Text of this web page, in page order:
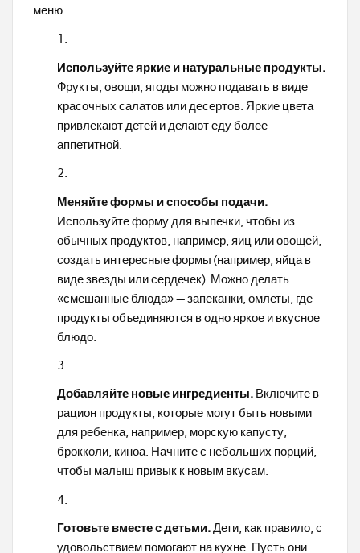
меню:
Используйте яркие и натуральные продукты.
Фрукты, овощи, ягоды можно подавать в виде
красочных салатов или десертов. Яркие цвета
привлекают детей и делают еду более
аппетитной.
Меняйте формы и способы подачи.
Используйте форму для выпечки, чтобы из
обычных продуктов, например, яиц или овощей,
создать интересные формы (например, яйца в
виде звезды или сердечек). Можно делать
«смешанные блюда» — запеканки, омлеты, где
продукты объединяются в одно яркое и вкусное
блюдо.
Добавляйте новые ингредиенты.Включите в
рацион продукты, которые могут быть новыми
для ребенка, например, морскую капусту,
брокколи, киноа. Начните с небольших порций,
чтобы малыш привык к новым вкусам.
Готовьте вместе с детьми.Дети, как правило, с
удовольствием помогают на кухне. Пусть они